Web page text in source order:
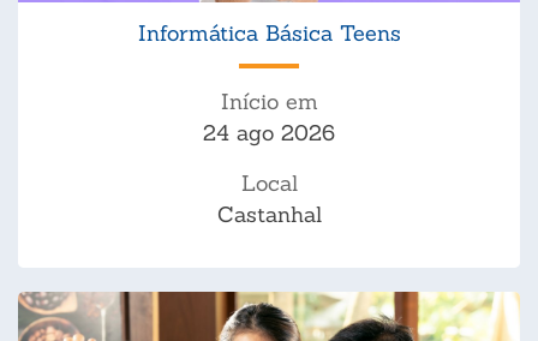
Informática Básica Teens
Início em
24 ago 2026
Local
Castanhal